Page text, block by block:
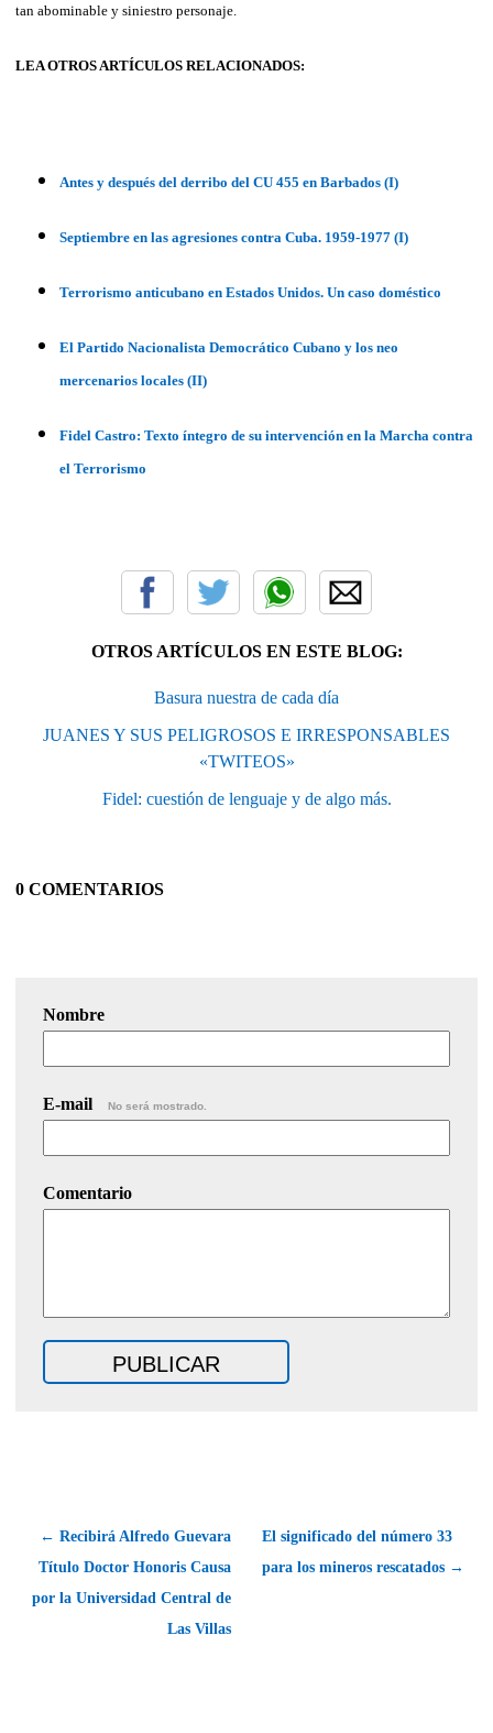
tan abominable y siniestro personaje.
LEA OTROS ARTÍCULOS RELACIONADOS:
Antes y después del derribo del CU 455 en Barbados (I)
Septiembre en las agresiones contra Cuba. 1959-1977 (I)
Terrorismo anticubano en Estados Unidos. Un caso doméstico
El Partido Nacionalista Democrático Cubano y los neo
mercenarios locales (II)
Fidel Castro: Texto íntegro de su intervención en la Marcha contra
el Terrorismo
OTROS ARTÍCULOS EN ESTE BLOG:
Basura nuestra de cada día
JUANES Y SUS PELIGROSOS E IRRESPONSABLES
«TWITEOS»
Fidel: cuestión de lenguaje y de algo más.
0 COMENTARIOS
Nombre
E-mail No será mostrado.
Comentario
← Recibirá Alfredo Guevara
Título Doctor Honoris Causa
por la Universidad Central de
Las Villas
El significado del número 33
para los mineros rescatados →